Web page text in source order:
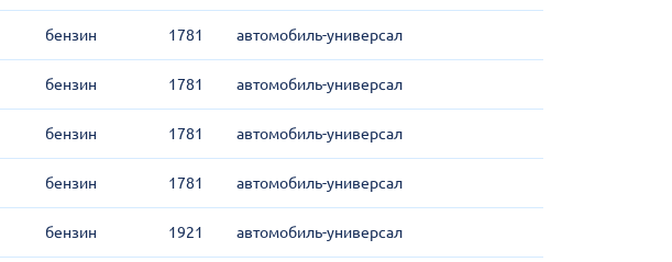
бензин 1781 автомобиль-универсал
бензин 1781 автомобиль-универсал
бензин 1781 автомобиль-универсал
бензин 1781 автомобиль-универсал
бензин 1921 автомобиль-универсал